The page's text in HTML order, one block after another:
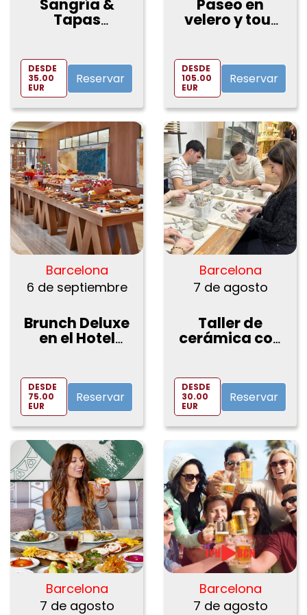
Sangría &
Tapas
"Sagrada
DESDE
35.00
EUR
Reservar
Paseo en
velero y tour
de vino de
DESDE
105.00
EUR
Reservar
Barcelona
6 de septiembre
Brunch Deluxe
en el Hotel
DESDE
75.00
EUR
Reservar
Barcelona
7 de agosto
Taller de
cerámica con
DESDE
30.00
EUR
Reservar
Barcelona
7 de agosto
Barcelona
7 de agosto